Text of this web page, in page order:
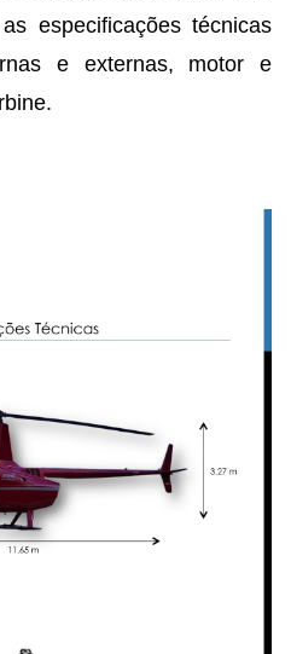
especificações técnicas
e externas, motor e